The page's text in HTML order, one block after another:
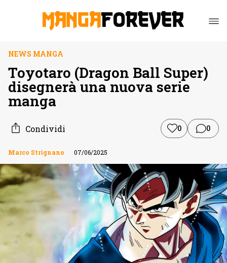
NEWS MANGA
Toyotaro (Dragon Ball Super)
disegnerà una nuova serie
manga
Condividi 0 0
Marco Strignano 07/06/2025